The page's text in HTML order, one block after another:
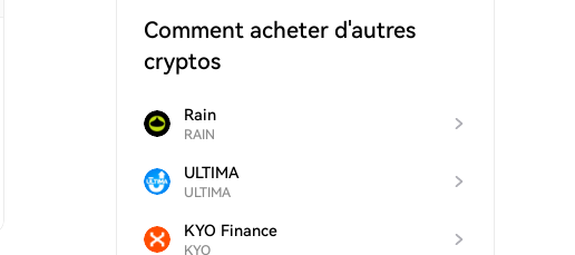
Comment acheter d'autres
cryptos
Rain
RAIN
ULTIMA
ULTIMA
KYO Finance
KYO